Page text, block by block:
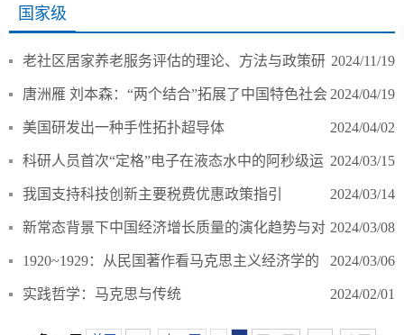
国家级
2024/11/19
老社区居家养老服务评估的理论、方法与政策研
究
2024/04/19
唐洲雁 刘本森：“两个结合”拓展了中国特色社会
主义文化发展道路
2024/04/02
美国研发出一种手性拓扑超导体
2024/03/15
科研人员首次“定格”电子在液态水中的阿秒级运
动
2024/03/14
我国支持科技创新主要税费优惠政策指引
2024/03/08
新常态背景下中国经济增长质量的演化趋势与对
策研究
2024/03/06
1920~1929：从民国著作看马克思主义经济学的
传播
2024/02/01
实践哲学：马克思与传统